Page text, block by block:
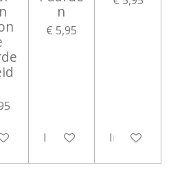
n
€ 5,95
In winkelwagenIn